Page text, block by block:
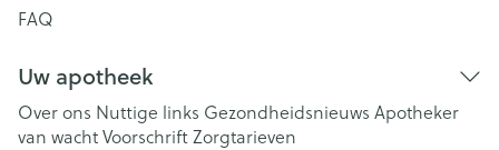
FAQ
Uw apotheek
Over ons Nuttige links Gezondheidsnieuws Apotheker
van wachtVoorschriftZorgtarieven